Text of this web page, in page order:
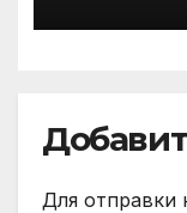
Для отправки